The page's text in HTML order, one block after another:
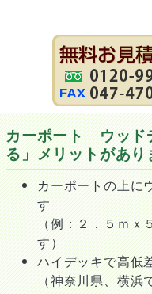
カーポート ウッド
る」メリットがあり
カーポートの上に
す
（例：２．５ｍ
す）
ハイデッキで高低
（神奈川県、横浜